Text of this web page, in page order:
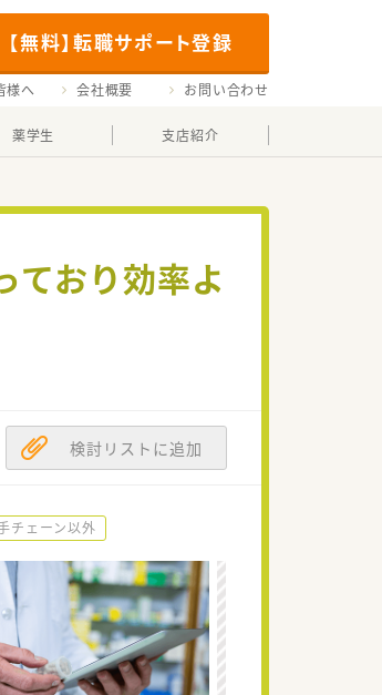
【無料】転職サポート登録
様へ 会社概要 お問い合わせ
薬学生 支店紹介
ており効率よ
検討リストに追加
チェーン以外